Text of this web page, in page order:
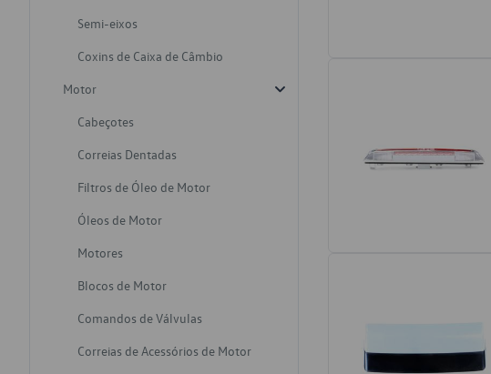
Semi-eixos
Coxins de Caixa de Câmbio
Motor
Cabeçotes
Correias Dentadas
Filtros de Óleo de Motor
Óleos de Motor
Motores
Blocos de Motor
Comandos de Válvulas
Correias de Acessórios de Motor